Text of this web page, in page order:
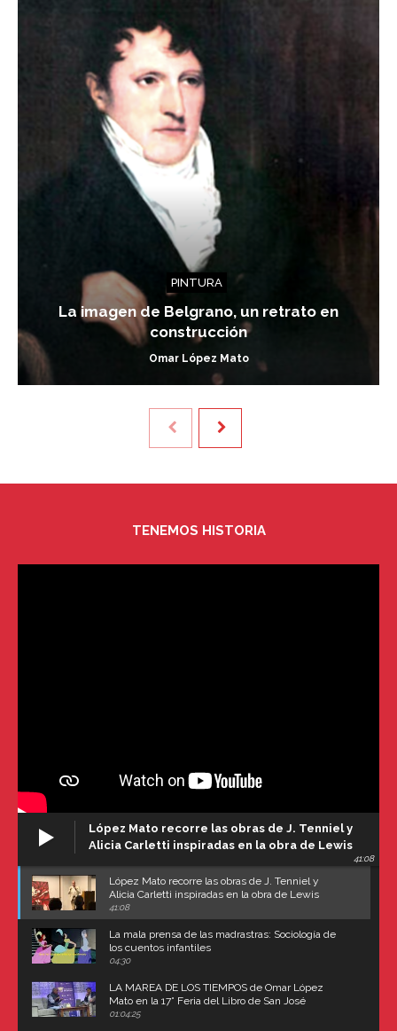
PINTURA
La imagen de Belgrano, un retrato en
construcción
Omar López Mato
TENEMOS HISTORIA
López Mato recorre las obras de J. Tenniel y
Alicia Carletti inspiradas en la obra de Lewis
41:08
López Mato recorre las obras de J. Tenniel y
Alicia Carletti inspiradas en la obra de Lewis
Carroll
41:08
La mala prensa de las madrastras: Sociología de
los cuentos infantiles
04:30
LA MAREA DE LOS TIEMPOS de Omar López
Mato en la 17° Feria del Libro de San José
(Uruguay)
01:04:25